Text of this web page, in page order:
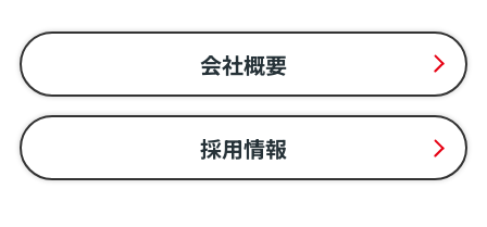
会社概要
採用情報